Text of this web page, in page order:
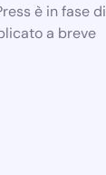
è in fase di
a breve